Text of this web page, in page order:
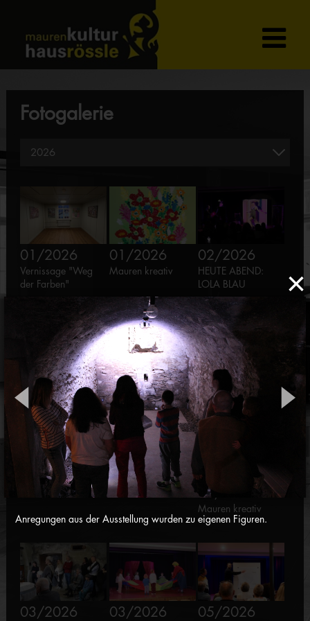
×
Anregungen aus der Ausstellung wurden zu eigenen Figuren.
Fotogalerie
01/2026
Vernissage "Weg
der Farben"
01/2026
Mauren kreativ
02/2026
HEUTE ABEND:
LOLA BLAU
02/2026
Lesung und Konzert
"Vanitas & Venus"
03/2026
Ausstellung "Innere
Räume" - Sandra
Rossi
03/2026
Performance
"Papier"
03/2026
Mauren kreativ
03/2026 03/2026 05/2026